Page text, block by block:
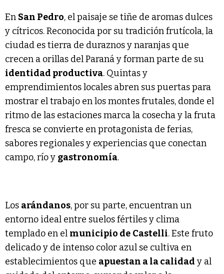
En San Pedro, el paisaje se tiñe de aromas dulces
y cítricos. Reconocida por su tradición frutícola, la
ciudad es tierra de duraznos y naranjas que
crecen a orillas del Paraná y forman parte de su
identidad productiva. Quintas y
emprendimientos locales abren sus puertas para
mostrar el trabajo en los montes frutales, donde el
ritmo de las estaciones marca la cosecha y la fruta
fresca se convierte en protagonista de ferias,
sabores regionales y experiencias que conectan
campo, río y gastronomía.
Los arándanos, por su parte, encuentran un
entorno ideal entre suelos fértiles y clima
templado en el municipio de Castelli. Este fruto
delicado y de intenso color azul se cultiva en
establecimientos que apuestan a la calidad y al